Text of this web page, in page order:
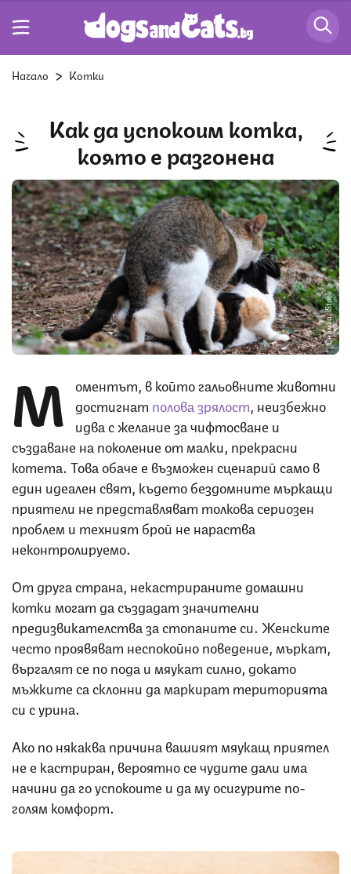
Начало Котки
Как да успокоим котка,
която е разгонена
Снимка: iStock
М
оментът, в който гальовните животни
достигнат полова зрялост , неизбежно
идва с желание за чифтосване и
създаване на поколение от малки, прекрасни
котета. Това обаче е възможен сценарий само в
един идеален свят, където бездомните мъркащи
приятели не представляват толкова сериозен
проблем и техният брой не нараства
неконтролируемо.
От друга страна, некастрираните домашни
котки могат да създадат значителни
предизвикателства за стопаните си. Женските
често проявяват неспокойно поведение, мъркат,
въргалят се по пода и мяукат силно, докато
мъжките са склонни да маркират територията
си с урина.
Ако по някаква причина вашият мяукащ приятел
не е кастриран, вероятно се чудите дали има
начини да го успокоите и да му осигурите по-
голям комфорт.